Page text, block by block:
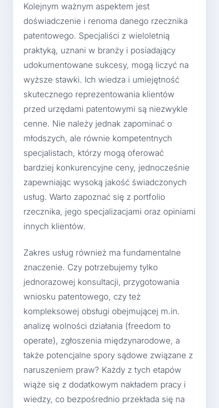
Kolejnym ważnym aspektem jest
doświadczenie i renoma danego rzecznika
patentowego. Specjaliści z wieloletnią
praktyką, uznani w branży i posiadający
udokumentowane sukcesy, mogą liczyć na
wyższe stawki. Ich wiedza i umiejętność
skutecznego reprezentowania klientów
przed urzędami patentowymi są niezwykle
cenne. Nie należy jednak zapominać o
młodszych, ale równie kompetentnych
specjalistach, którzy mogą oferować
bardziej konkurencyjne ceny, jednocześnie
zapewniając wysoką jakość świadczonych
usług. Warto zapoznać się z portfolio
rzecznika, jego specjalizacjami oraz opiniami
innych klientów.
Zakres usług również ma fundamentalne
znaczenie. Czy potrzebujemy tylko
jednorazowej konsultacji, przygotowania
wniosku patentowego, czy też
kompleksowej obsługi obejmującej m.in.
analizę wolności działania (freedom to
operate), zgłoszenia międzynarodowe, a
także potencjalne spory sądowe związane z
naruszeniem praw? Każdy z tych etapów
wiąże się z dodatkowym nakładem pracy i
wiedzy, co bezpośrednio przekłada się na